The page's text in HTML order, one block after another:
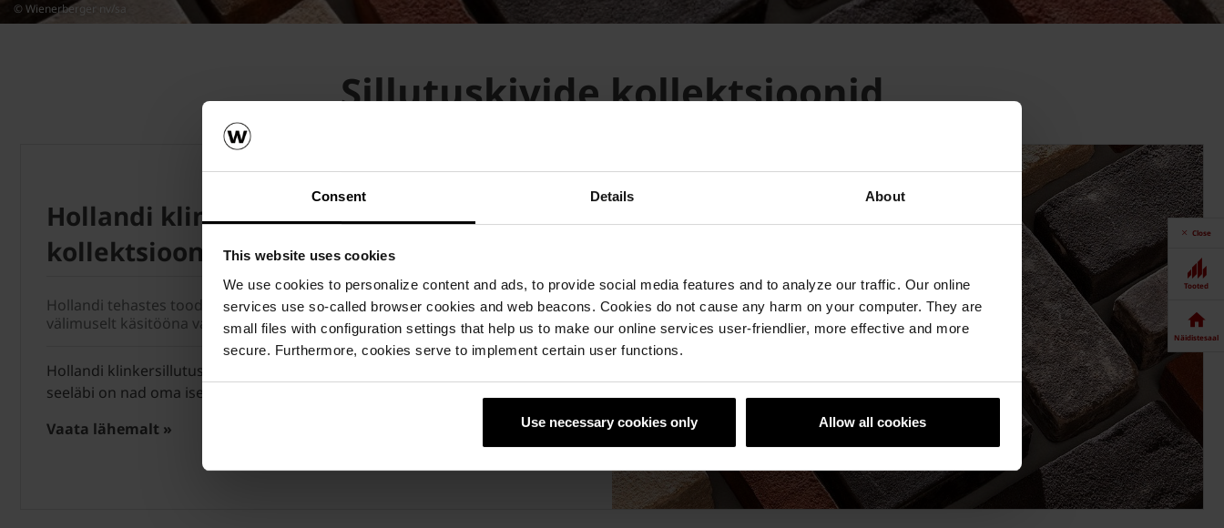
Consent Details About
This website uses cookies
We use cookies to personalize content and ads, to provide social media features and to analyze our traffic. Our online
services use so-called browser cookies and web beacons. Cookies do not cause any harm on your computer. They are
small files with configuration settings that help us to make our online services user-friendlier, more effective and more
secure. Furthermore, cookies serve to implement certain user functions.
Use necessary cookies only Allow all cookies
© Wienerberger nv/sa
Sillutuskivide kollektsioonid
Hollandi klinkersillutuskivide
kollektsioon
Hollandi tehastes toodetud Penter klinkersillutustellised meenutavad oma
välimuselt käsitööna valminud sillutuskive.
Hollandi klinkersillutuskivide kuju, vorm ja pinnaviimistlus on pehmemad ning
seeläbi on nad oma iseloomult soojemad.
Vaata lähemalt »
Close
Tooted
Näidistesaal